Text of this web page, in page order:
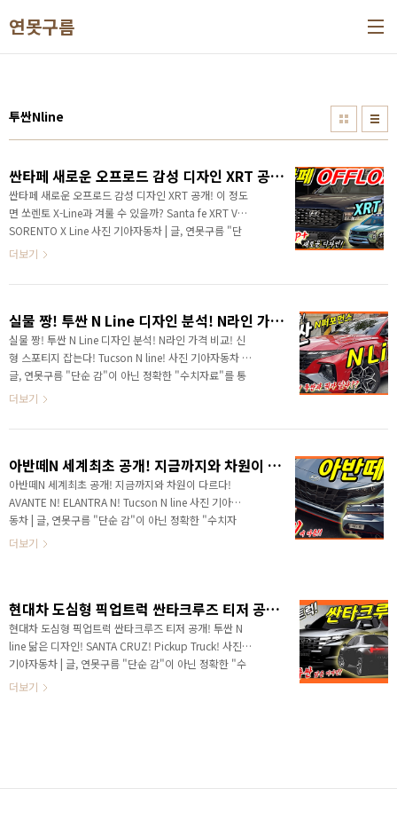
연못구름
투싼Nline
싼타페 새로운 오프로드 감성 디자인 XRT 공개! 이 정도면 쏘렌토 X-Line과 겨룰 수 있을까? Santa fe XRT VS SORENTO X Line
싼타페 새로운 오프로드 감성 디자인 XRT 공개! 이 정도
면 쏘렌토 X-Line과 겨룰 수 있을까? Santa fe XRT VS
SORENTO X Line 사진 기아자동차 | 글, 연못구름 "단
순 감"이 아닌 정확한 "수치자료"를 통해서 비교 분석
름입니다. 국내뿐만 아니라 해외에도 높은 인기를 얻고
지를 미국 시장에서 공개했습니다. 지금 보시는 영상인
데, 오너분들이라면 바로 알아차리실 것 같고, 어떤 점이
달라졌을까요? 국내 중형 SUV를 대표하는 싼타페는 국
내뿐만 아니라 미국 시장에서도 유명한 차량이죠! 국내
튜닝한 차량을 자주 볼 수 있었어요! #..
더보기
실물 짱! 투싼 N Line 디자인 분석! N라인 가격 비교! 신형 스포티지 잡는다! Tucson N line!
실물 짱! 투싼 N Line 디자인 분석! N라인 가격 비교! 신
형 스포티지 잡는다! Tucson N line! 사진 기아자동차 |
글, 연못구름 "단순 감"이 아닌 정확한 "수치자료"를 통
해서 비교 분석 자료를 제시하는 연못구름입니다! 안녕하
있는데... 신차가 쏟아지기 때문이죠! 자동차를 좋아하는
자인은 아반떼 N이 공개가 되었죠? 고성능 디자인 패키
지와 고성능 파츠(하드웨어)를 장착한 차량이 N 이죠? 그
리고 상대적으로 조용하게 공개된 차량이 있는데 바로 투
싼 N Line 입니다. 단 한장의 사진이지만 차이점을 발견
어떤 차이점이..
더보기
아반떼N 세계최초 공개! 지금까지와 차원이 다르다! AVANTE N! ELANTRA N! Tucson N line
아반떼N 세계최초 공개! 지금까지와 차원이 다르다!
AVANTE N! ELANTRA N! Tucson N line 사진 기아자
동차 | 글, 연못구름 "단순 감"이 아닌 정확한 "수치자
료"를 통해서 비교 분석 자료를 제시하는 연못구름입니
있었는데요! 공개된 영상과 이미지를 보니, 이건 혼자 볼
수 없다! 저처럼 자동차를 좋아하시는 구독자 분들과 꼭
봐야 할 것 같아서 급하게 영상을 작업하게 되었습니다.
공개된 영상 부터 볼게요! 제목이 너무 와 닿는데.. "일
상을 짜릿하게" 라는 영상입니다. 일상에서 즐기는 고성
능 N 이라면 주중에는 출퇴근 용..
더보기
현대차 도심형 픽업트럭 싼타크루즈 티저 공개! 투싼 N line 닮은 디자인! SANTA CRUZ! Pickup Truck!
현대차 도심형 픽업트럭 싼타크루즈 티저 공개! 투싼 N
line 닮은 디자인! SANTA CRUZ! Pickup Truck! 사진
기아자동차 | 글, 연못구름 "단순 감"이 아닌 정확한 "수
치자료"를 통해서 비교 분석 자료를 제시하는 연못구름
보시면 보다 세부적인 정보를 얻을 수 있습니다. 안녕하
더보기